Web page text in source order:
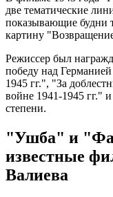
две тематические
показывающие будни
картину
Режиссер был
победу над
1945 гг.", "За
войне 1941-1945 гг."
степени.
"Ушба" и
известные
Валиева